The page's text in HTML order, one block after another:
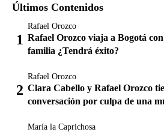
Últimos Contenidos
Rafael Orozco
Rafael Orozco viaja a Bogotá
familia ¿Tendrá éxito?
Rafael Orozco
Clara Cabello y Rafael Orozco
conversación por culpa de una
María la Caprichosa